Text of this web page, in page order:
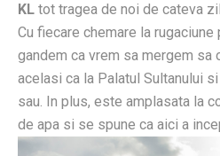
KL tot tragea de noi de cateva
Cu fiecare chemare la rugaciune
gandem ca vrem sa mergem sa
acelasi ca la Palatul Sultanului
sau. In plus, este amplasata la
de apa si se spune ca aici a